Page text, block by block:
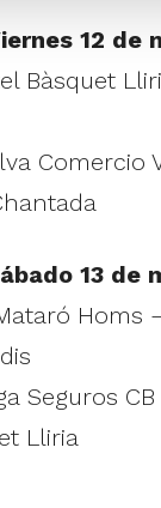
12 de
Bàsquet
Comercio
13 de
Homs
Seguros
Lliria